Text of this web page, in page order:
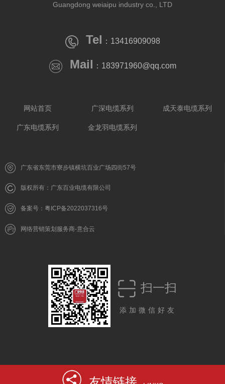
Guangdong weiaipu industry co., LTD
Tel ：13416909098
Mail ：183971960@qq.com
网站首页 广深电缆系列 成天泰电缆系列
广东电缆系列 金龙羽电缆系列
广东省东莞市寮步镇横坑百业广场四街57号
版权所有：广东百业电缆有限公司
备案号：粤ICP备2022037316号
网络营销策划服务商-意合云
扫一扫
添加微信好友